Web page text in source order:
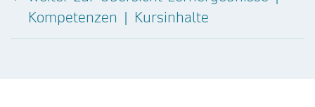
Kompetenzen | Kursinhalte